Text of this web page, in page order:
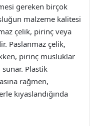
gereken birçok
malzeme kalitesi
çelik, pirinç veya
Paslanmaz çelik,
pirinç musluklar
Plastik
rağmen,
kıyaslandığında